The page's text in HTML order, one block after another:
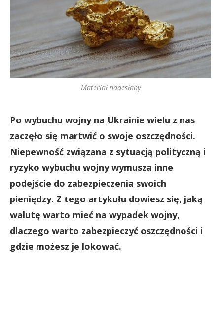
Materiał nadesłany
Po wybuchu wojny na Ukrainie wielu z nas
zaczęło się martwić o swoje oszczędności.
Niepewność związana z sytuacją polityczną i
ryzyko wybuchu wojny wymusza inne
podejście do zabezpieczenia swoich
pieniędzy. Z tego artykułu dowiesz się, jaką
walutę warto mieć na wypadek wojny,
dlaczego warto zabezpieczyć oszczędności i
gdzie możesz je lokować.